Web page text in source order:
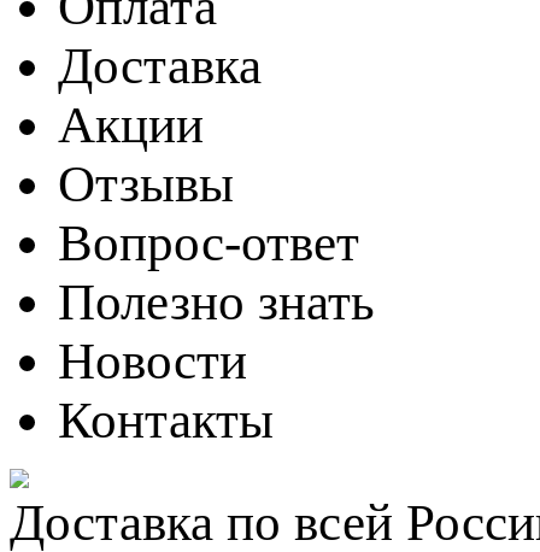
Доставка
Акции
Отзывы
Вопрос-ответ
Полезно знать
Новости
Контакты
Доставка по всей